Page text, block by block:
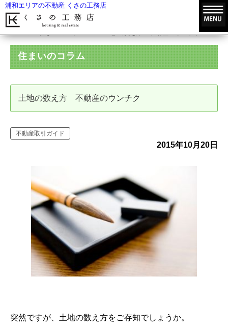
浦和エリアの不動産 くさの工務店
土地の数え方 不動産のウンチク
住まいのコラム
土地の数え方 不動産のウンチク
不動産取引ガイド
2015年10月20日
突然ですが、土地の数え方をご存知でしょうか。